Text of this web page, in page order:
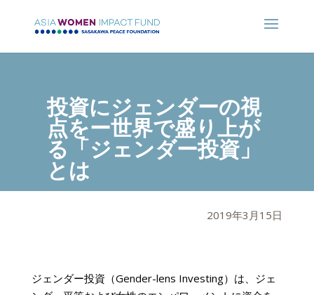
投資にジェンダーの視
点をー世界で盛り上が
る「ジェンダー投資」
とは
2019年3月15日
ジェンダー投資（Gender-lens Investing）は、ジェ